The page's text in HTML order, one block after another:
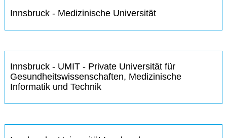
Innsbruck - Medizinische Universität
Innsbruck - UMIT - Private Universität für
Gesundheitswissenschaften, Medizinische
Informatik und Technik